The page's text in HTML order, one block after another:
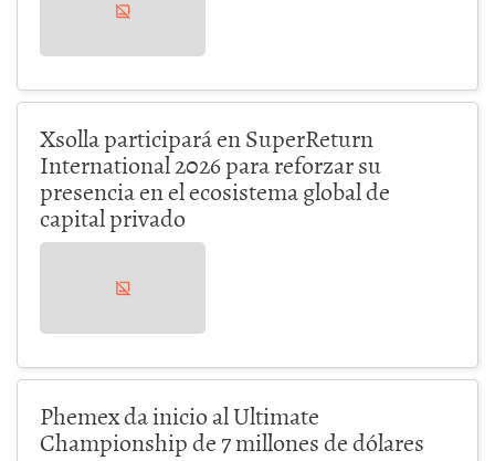
Xsolla participará en SuperReturn
International 2026 para reforzar su
presencia en el ecosistema global de
capital privado
Phemex da inicio al Ultimate
Championship de 7 millones de dólares